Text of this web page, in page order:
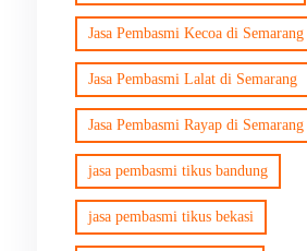
Jasa Pembasmi Kecoa di Semarang
Jasa Pembasmi Lalat di Semarang
Jasa Pembasmi Rayap di Semarang
jasa pembasmi tikus bandung
jasa pembasmi tikus bekasi